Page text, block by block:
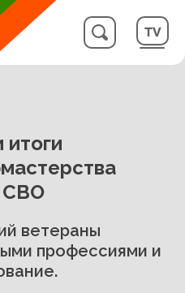
итоги
СВО
ветераны
профессиями и